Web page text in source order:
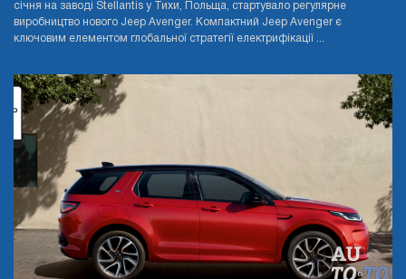
січня на заводі Stellantis у Тихи, Польща, стартувало регулярне
виробництво нового Jeep Avenger. Компактний Jeep Avenger є
ключовим елементом глобальної стратегії електрифікації ...